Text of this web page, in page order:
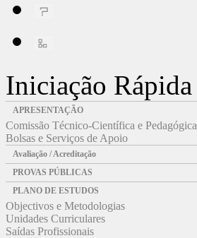
Iniciação Rápida
APRESENTAÇÃO
Comissão Técnico-Científica e Pedagógica
Bolsas e Serviços de Apoio
Avaliação / Acreditação
PROVAS PÚBLICAS
PLANO DE ESTUDOS
Objectivos e Metodologias
Unidades Curriculares
Saídas Profissionais